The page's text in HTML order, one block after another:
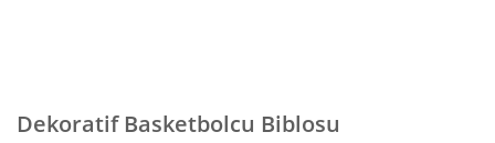
Dekoratif Basketbolcu Biblosu